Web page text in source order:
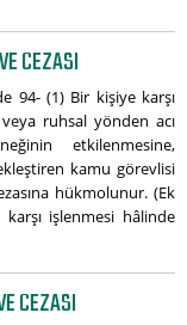
CEZASI
94- (1) Bir kişiye karşı
ruhsal yönden acı
etkilenmesine,
kamu görevlisi
hükmolunur. (Ek
işlenmesi hâlinde
CEZASI